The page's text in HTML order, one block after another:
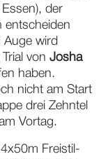
der
entscheiden
Auge wird
von Josha
haben.
nicht am Start
drei Zehntel
Vortag.
Freistil-